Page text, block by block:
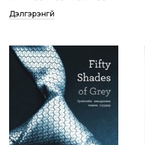
Дэлгэрэнгүй